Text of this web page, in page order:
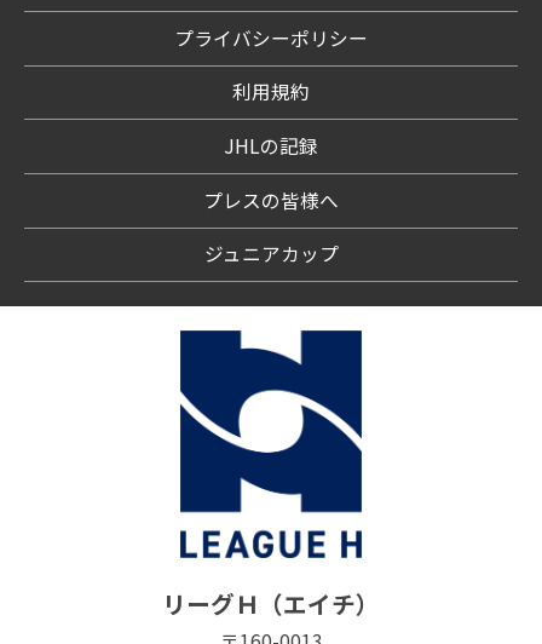
プライバシーポリシー
利用規約
JHLの記録
プレスの皆様へ
ジュニアカップ
リーグＨ（エイチ）